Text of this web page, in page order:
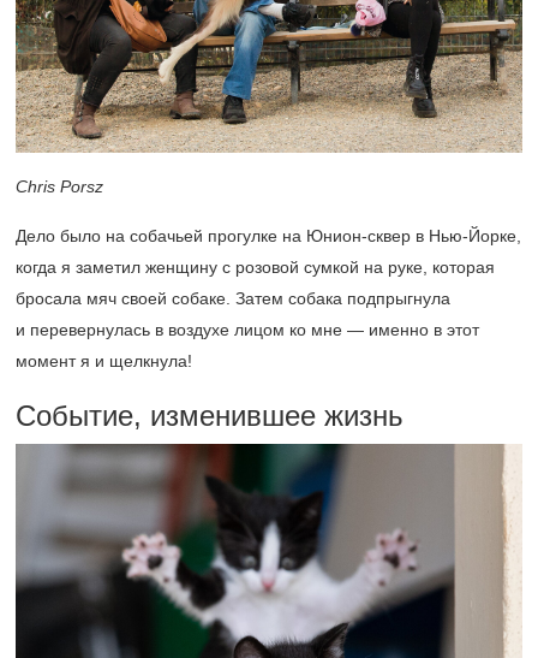
Chris Porsz
Дело было на собачьей прогулке на Юнион-сквер в Нью-Йорке,
когда я заметил женщину с розовой сумкой на руке, которая
бросала мяч своей собаке. Затем собака подпрыгнула
и перевернулась в воздухе лицом ко мне — именно в этот
момент я и щелкнула!
Событие, изменившее жизнь